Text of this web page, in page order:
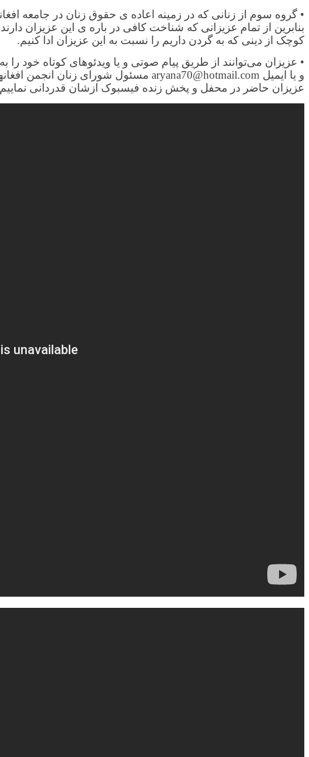
• گروه سوم از زنانی که در زمینه اعاده ی حقوق زنان در جامعه
بنابرین از تمام عزیزانی که شناخت کافی در باره ی این عزیزان
کوچک از دینی که به گردن داریم را نسبت به این عزیزان ادا کنیم.
عزیزان حاضر در محفل و پخش زنده فیسبوک ازشان قدردانی